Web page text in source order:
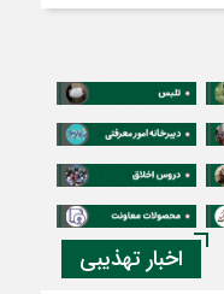
اخبار تهذیبی